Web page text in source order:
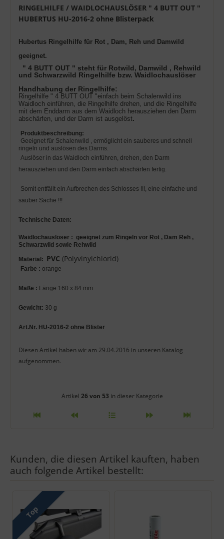
Produktbeschreibung
RINGELHILFE / WAIDLOCHAUSLÖSER " 4 BUTT OUT "
HUBERTUS HU-2016-2 ohne Blisterpack
Hubertus Ringelhilfe für Rot , Dam, Reh und Damwild
geeignet.
" 4 BUTT OUT " steht für Rotwild, Damwild , Rehwild
und Schwarzwild Ringelhilfe bzw. Waidlochauslöser
Handhabung der Ringelhilfe:
Ringelhilfe " 4 BUTT OUT "einfach beim Schalenwild ins
Waidloch einführen, die Ringelhilfe drehen, und die Ringelhilfe
mit dem Enddarm aus dem Waidloch herausziehen den Darm
abschärfen, und der Darm ist ausgelöst.
Produktbeschreibung:
Geeignet für Schalenwild , ermöglicht ein sauberes und schnell
ringeln und auslösen des Darms.
Auslöser in das Waidloch einführen, drehen, den Darm
herausziehen und den Darm einfach abschärfen fertig.
Somit entfällt ein Aufbrechen des Schlosses !!!, eine einfache und
sauber Sache !!!
Technische Daten:
Waidlochauslöser : geeignet zum Ringeln vor Rot , Dam Reh ,
Schwarzwild sowie Rehwild
Material: PVC (Polyvinylchlorid)
Farbe : orange
Maße : Länge 160 x 84 mm
Gewicht: 30 g
Art.Nr. HU-2016-2 ohne Blister
Diesen Artikel haben wir am 29.04.2016 in unseren Katalog
aufgenommen.
Artikelnavigation innerhalb
Artikel 26 von 53 in dieser Kategorie
Kunden, die diesen Artikel kauften, haben
auch folgende Artikel bestellt:
Es folgt ein Produktslider - navigieren Sie mit der Tab-Taste
Top